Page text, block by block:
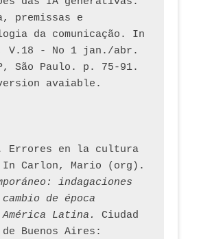
premissas e
da comunicação. In
V.18 - No 1 jan./abr.
São Paulo. p. 75-91.
avaiable.
Errores en la cultura
indagaciones
de época
América Latina.
Ciudad
de Buenos Aires: